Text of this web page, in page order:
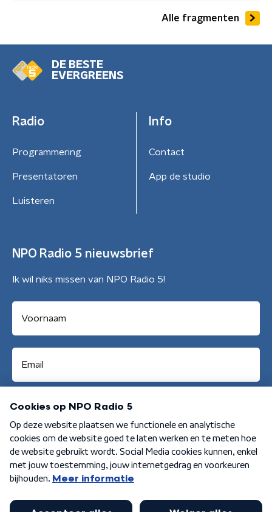
Alle fragmenten
DE BESTE
EVERGREENS
Radio
Programmering
Presentatoren
Luisteren
Info
Contact
App de studio
NPO Radio 5 nieuwsbrief
Ik wil niks missen van NPO Radio 5!
Aanmelden
Algemene voorwaarden Privacybeleid